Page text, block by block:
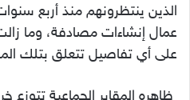
الذين ينتظرونهم منذ أربع
عمال إنشاءات مصادفة، وما
على أي تفاصيل تتعلق بتلك